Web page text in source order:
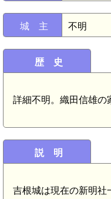
城 主 不明
歴 史
詳細不明。織田信雄の
説 明
吉根城は現在の新明社